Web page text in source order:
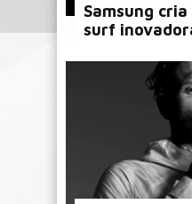
Samsung
surf